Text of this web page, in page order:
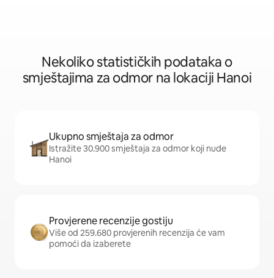
Nekoliko statističkih podataka o
smještajima za odmor na lokaciji Hanoi
Ukupno smještaja za odmor
Istražite 30.900 smještaja za odmor koji nude
Hanoi
Provjerene recenzije gostiju
Više od 259.680 provjerenih recenzija će vam
pomoći da izaberete